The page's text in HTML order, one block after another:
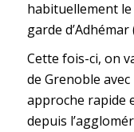
habituellement
garde
Cette fois-ci, on
de Grenoble avec
approche rapide
depuis